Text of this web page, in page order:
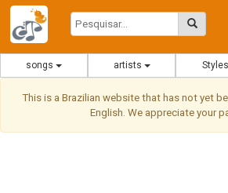
songs artists Styles
This is a Brazilian website that has not yet
English. We appreciate your